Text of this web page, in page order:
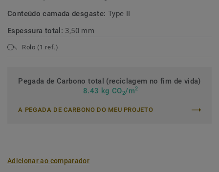
Conteúdo camada desgaste: Type II
Espessura total: 3,50 mm
Rolo (1 ref.)
Pegada de Carbono total (reciclagem no fim de vida)
8.43 kg CO2/m2
A PEGADA DE CARBONO DO MEU PROJETO
Adicionar ao comparador